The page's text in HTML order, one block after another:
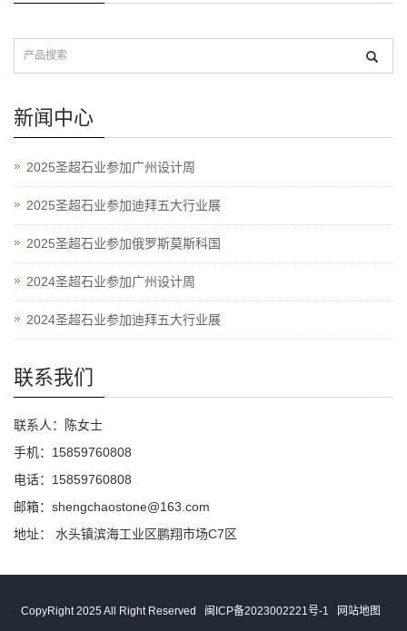
新闻中心
2025圣超石业参加广州设计周
2025圣超石业参加迪拜五大行业展
2025圣超石业参加俄罗斯莫斯科国
2024圣超石业参加广州设计周
2024圣超石业参加迪拜五大行业展
联系我们
联系人：陈女士
手机：15859760808
电话：15859760808
邮箱：shengchaostone@163.com
地址： 水头镇滨海工业区鹏翔市场C7区
CopyRight 2025 All Right Reserved 闽ICP备2023002221号-1 网站地图